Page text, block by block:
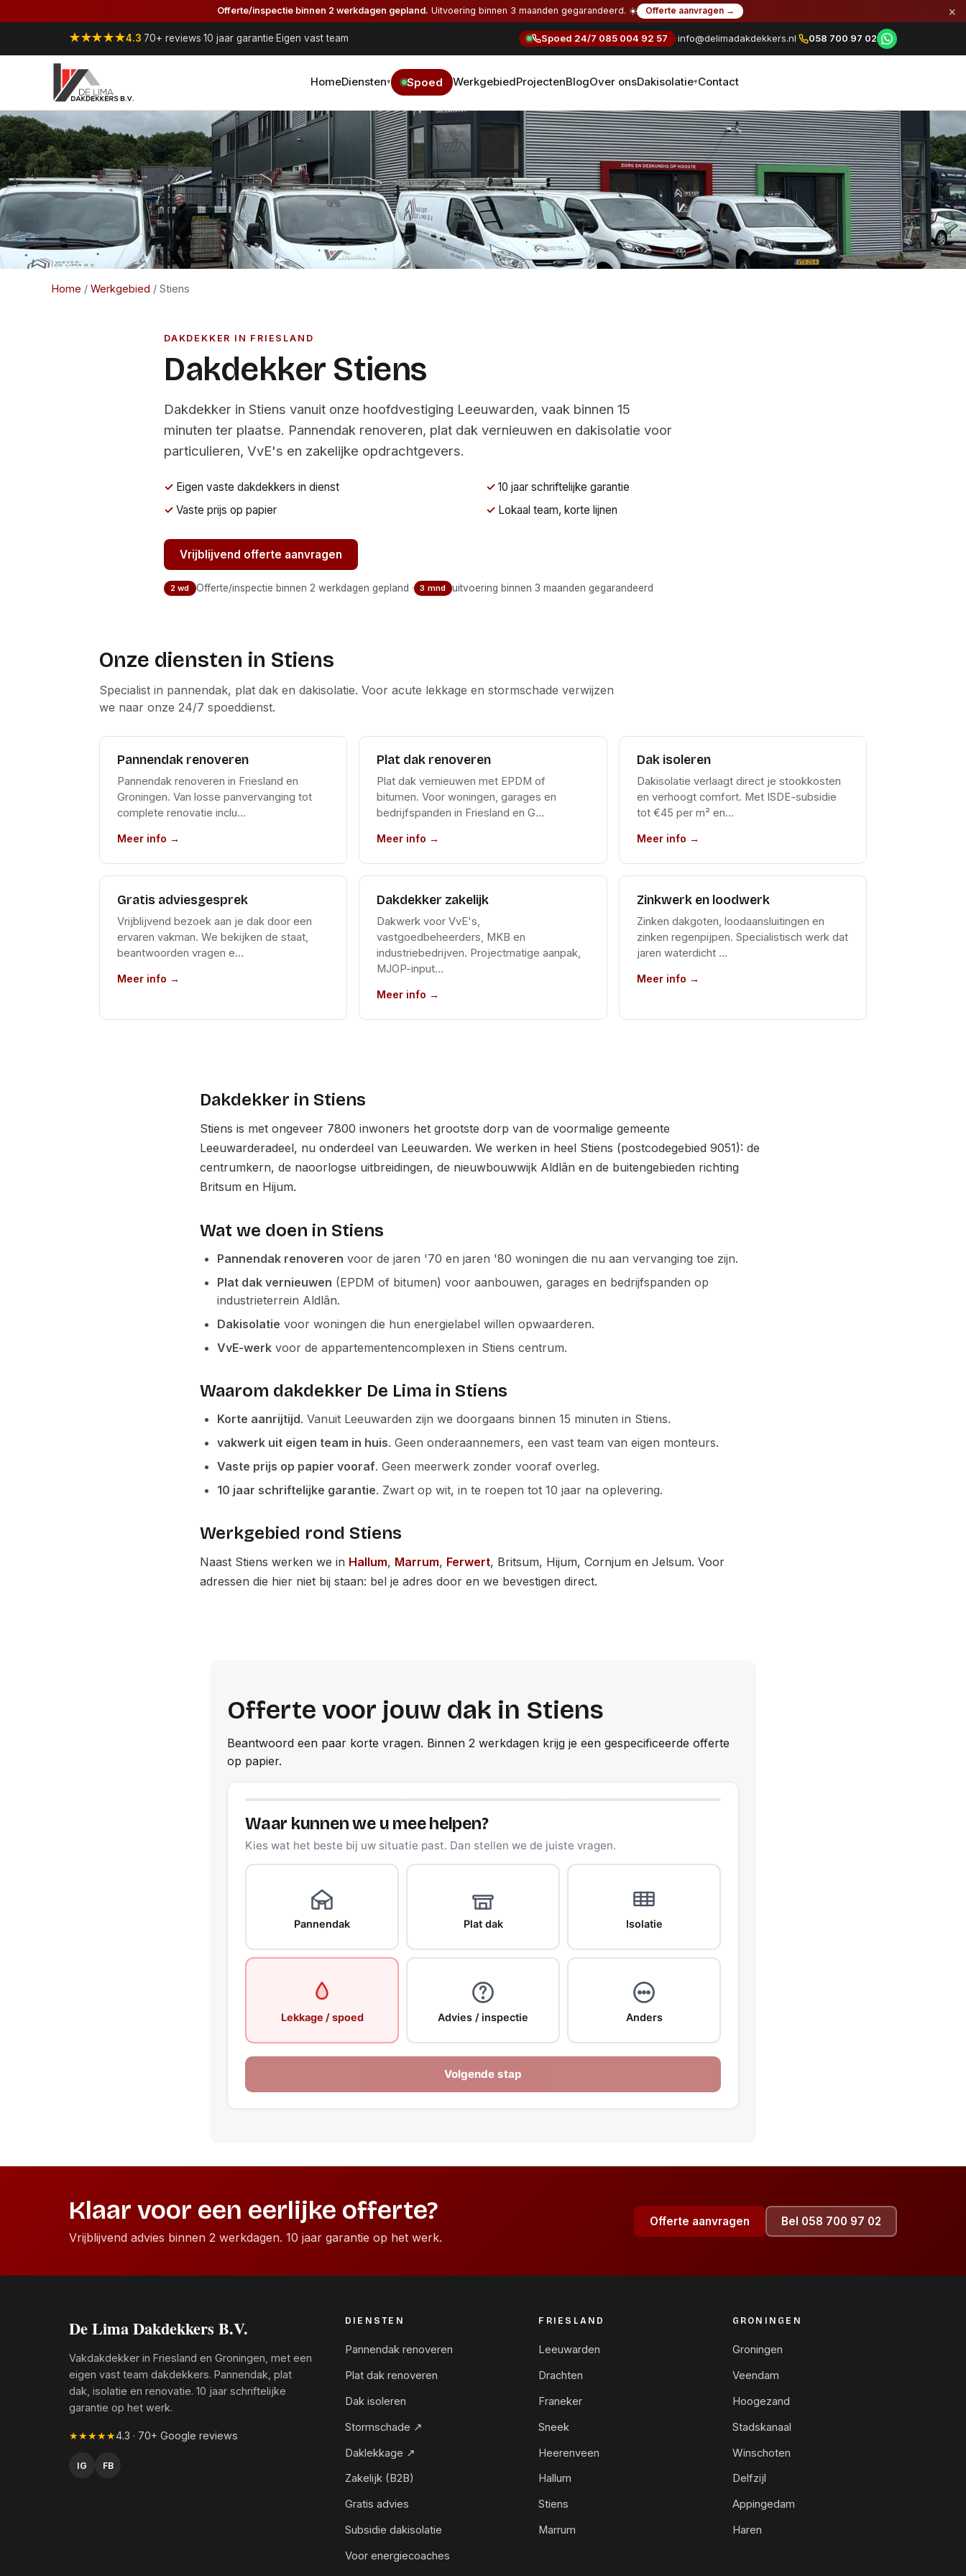
Offerte/inspectie binnen 2 werkdagen gepland. Uitvoering binnen 3 maanden gegarandeerd. ☀️ Offerte aanvragen → ×
★★★★★4.3·70+ reviews·10 jaar garantie·Eigen vast team Spoed 24/7 085 004 92 57 ·info@delimadakdekkers.nl· 058 700 97 02
HomeDiensten▾ Spoed WerkgebiedProjectenBlogOver onsDakisolatie▾Contact
Home / Werkgebied / Stiens
DAKDEKKER IN FRIESLAND
Dakdekker Stiens
Dakdekker in Stiens vanuit onze hoofdvestiging Leeuwarden, vaak binnen 15
minuten ter plaatse. Pannendak renoveren, plat dak vernieuwen en dakisolatie voor
particulieren, VvE's en zakelijke opdrachtgevers.
Eigen vaste dakdekkers in dienst
10 jaar schriftelijke garantie
Vaste prijs op papier
Lokaal team, korte lijnen
Vrijblijvend offerte aanvragen
2 wd Offerte/inspectie binnen 2 werkdagen gepland · 3 mnd uitvoering binnen 3 maanden gegarandeerd
Onze diensten in Stiens
Specialist in pannendak, plat dak en dakisolatie. Voor acute lekkage en stormschade verwijzen
we naar onze 24/7 spoeddienst.
Pannendak renoveren
Pannendak renoveren in Friesland en
Groningen. Van losse panvervanging tot
complete renovatie inclu…
Meer info →
Plat dak renoveren
Plat dak vernieuwen met EPDM of
bitumen. Voor woningen, garages en
bedrijfspanden in Friesland en G…
Meer info →
Dak isoleren
Dakisolatie verlaagt direct je stookkosten
en verhoogt comfort. Met ISDE-subsidie
tot €45 per m² en…
Meer info →
Gratis adviesgesprek
Vrijblijvend bezoek aan je dak door een
ervaren vakman. We bekijken de staat,
beantwoorden vragen e…
Meer info →
Dakdekker zakelijk
Dakwerk voor VvE's,
vastgoedbeheerders, MKB en
industriebedrijven. Projectmatige aanpak,
MJOP-input…
Meer info →
Zinkwerk en loodwerk
Zinken dakgoten, loodaansluitingen en
zinken regenpijpen. Specialistisch werk dat
jaren waterdicht …
Meer info →
Dakdekker in Stiens
Stiens is met ongeveer 7800 inwoners het grootste dorp van de voormalige gemeente
Leeuwarderadeel, nu onderdeel van Leeuwarden. We werken in heel Stiens (postcodegebied 9051): de
centrumkern, de naoorlogse uitbreidingen, de nieuwbouwwijk Aldlân en de buitengebieden richting
Britsum en Hijum.
Wat we doen in Stiens
Pannendak renoveren voor de jaren '70 en jaren '80 woningen die nu aan vervanging toe zijn.
Plat dak vernieuwen (EPDM of bitumen) voor aanbouwen, garages en bedrijfspanden op
industrieterrein Aldlân.
Dakisolatie voor woningen die hun energielabel willen opwaarderen.
VvE-werk voor de appartementencomplexen in Stiens centrum.
Waarom dakdekker De Lima in Stiens
Korte aanrijtijd. Vanuit Leeuwarden zijn we doorgaans binnen 15 minuten in Stiens.
vakwerk uit eigen team in huis. Geen onderaannemers, een vast team van eigen monteurs.
Vaste prijs op papier vooraf. Geen meerwerk zonder vooraf overleg.
10 jaar schriftelijke garantie. Zwart op wit, in te roepen tot 10 jaar na oplevering.
Werkgebied rond Stiens
Naast Stiens werken we in Hallum, Marrum, Ferwert, Britsum, Hijum, Cornjum en Jelsum. Voor
adressen die hier niet bij staan: bel je adres door en we bevestigen direct.
Offerte voor jouw dak in Stiens
Beantwoord een paar korte vragen. Binnen 2 werkdagen krijg je een gespecificeerde offerte
op papier.
Waar kunnen we u mee helpen?
Kies wat het beste bij uw situatie past. Dan stellen we de juiste vragen.
Pannendak Plat dak Isolatie
Lekkage / spoed Advies / inspectie Anders
Volgende stap
Klaar voor een eerlijke offerte?
Vrijblijvend advies binnen 2 werkdagen. 10 jaar garantie op het werk.
Offerte aanvragen Bel 058 700 97 02
De Lima Dakdekkers B.V.
Vakdakdekker in Friesland en Groningen, met een
eigen vast team dakdekkers. Pannendak, plat
dak, isolatie en renovatie. 10 jaar schriftelijke
garantie op het werk.
★★★★★4.3 · 70+ Google reviews
IG FB
DIENSTEN
Pannendak renoveren
Plat dak renoveren
Dak isoleren
Stormschade ↗
Daklekkage ↗
Zakelijk (B2B)
Gratis advies
Subsidie dakisolatie
Voor energiecoaches
FRIESLAND
Leeuwarden
Drachten
Franeker
Sneek
Heerenveen
Hallum
Stiens
Marrum
GRONINGEN
Groningen
Veendam
Hoogezand
Stadskanaal
Winschoten
Delfzijl
Appingedam
Haren